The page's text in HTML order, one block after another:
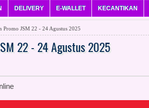
DELIVERY E-WALLET KECANTIKAN
JSM 22 - 24 Agustus 2025
22 - 24 Agustus 2025